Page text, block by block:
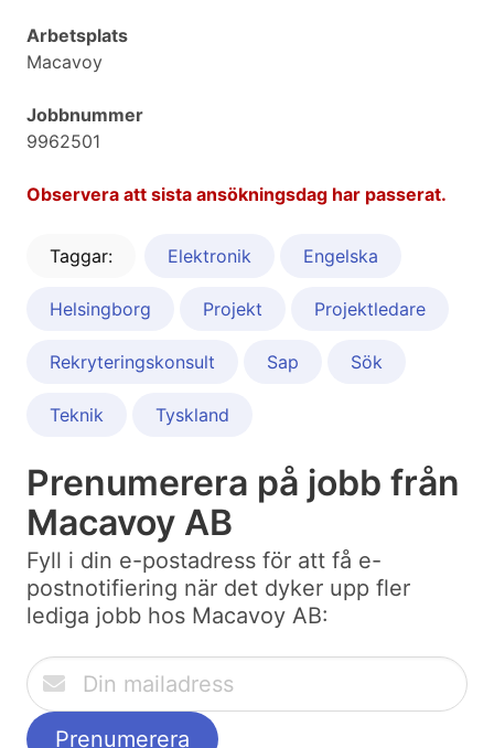
Arbetsplats
Macavoy
Jobbnummer
9962501
Observera att sista ansökningsdag har passerat.
Taggar: Elektronik Engelska
Helsingborg Projekt Projektledare
Rekryteringskonsult Sap Sök
Teknik Tyskland
Prenumerera på jobb från
Macavoy AB
Fyll i din e-postadress för att få e-
postnotifiering när det dyker upp fler
lediga jobb hos Macavoy AB: